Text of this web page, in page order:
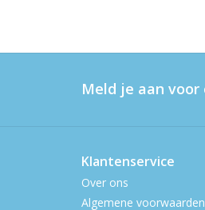
Meld je aan
Klantenservice
Over ons
Algemene voorwaarden